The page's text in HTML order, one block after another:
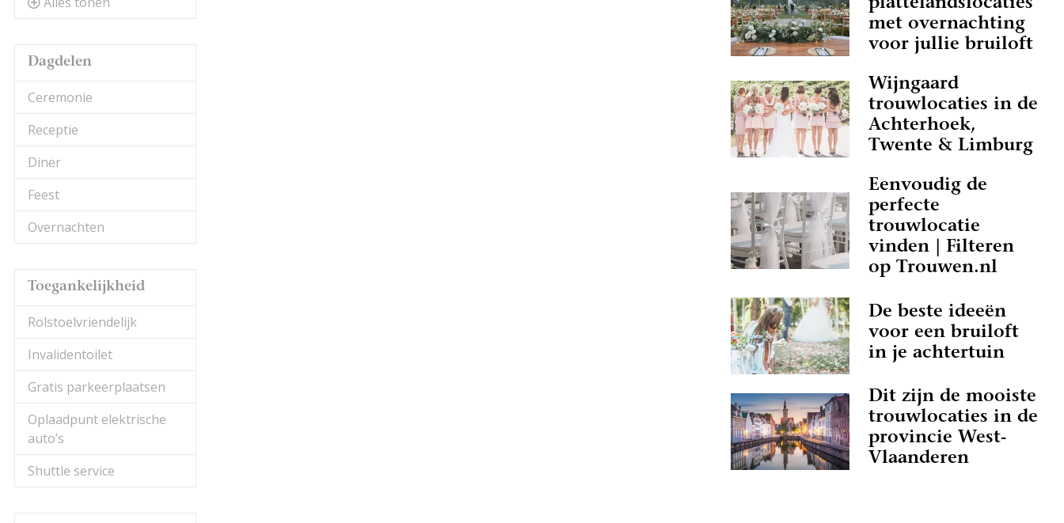
Dagdelen
Ceremonie
Receptie
Diner
Feest
Overnachten
Toegankelijkheid
Rolstoelvriendelijk
Invalidentoilet
Gratis parkeerplaatsen
Oplaadpunt elektrische
auto’s
Shuttle service
plattelandslocaties
met overnachting
voor jullie bruiloft
Wijngaard
trouwlocaties in de
Achterhoek,
Twente & Limburg
Eenvoudig de
perfecte
trouwlocatie
vinden | Filteren
op Trouwen.nl
De beste ideeën
voor een bruiloft
in je achtertuin
Dit zijn de mooiste
trouwlocaties in de
provincie West-
Vlaanderen